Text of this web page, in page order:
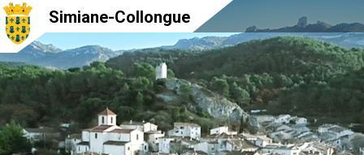
Simiane-Collongue